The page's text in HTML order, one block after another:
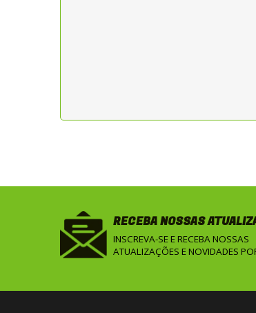
RECEBA NOSSAS
INSCREVA-SE E RECEBA NOSSAS
ATUALIZAÇÕES E NOVIDADES